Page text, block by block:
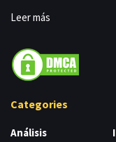
Leer más
Categories
Análisis